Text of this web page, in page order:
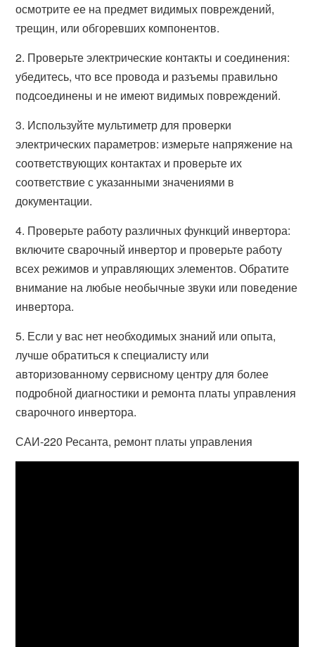
осмотрите ее на предмет видимых повреждений,
трещин, или обгоревших компонентов.
2. Проверьте электрические контакты и соединения:
убедитесь, что все провода и разъемы правильно
подсоединены и не имеют видимых повреждений.
3. Используйте мультиметр для проверки
электрических параметров: измерьте напряжение на
соответствующих контактах и проверьте их
соответствие с указанными значениями в
документации.
4. Проверьте работу различных функций инвертора:
включите сварочный инвертор и проверьте работу
всех режимов и управляющих элементов. Обратите
внимание на любые необычные звуки или поведение
инвертора.
5. Если у вас нет необходимых знаний или опыта,
лучше обратиться к специалисту или
авторизованному сервисному центру для более
подробной диагностики и ремонта платы управления
сварочного инвертора.
САИ-220 Ресанта, ремонт платы управления